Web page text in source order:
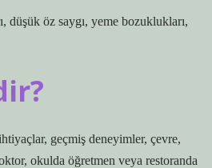
düşük öz saygı, yeme bozuklukları,
geçmiş deneyimler, çevre,
okulda öğretmen veya restoranda